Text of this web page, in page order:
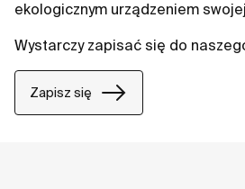
ekologicznym urządzeniem
Wystarczy zapisać się do
Zapisz się